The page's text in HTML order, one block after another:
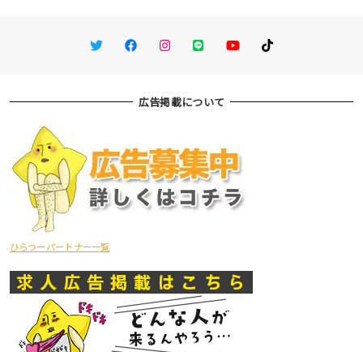
TwitterFacebookInstagram
LINE You TubeTikTok
広告掲載について
ひらつーパートナー一覧